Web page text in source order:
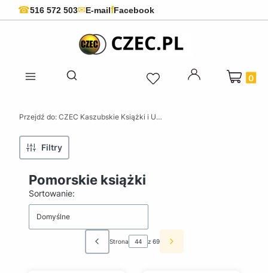
☎516 572 503✉E-mailfFacebook
Otwórz wyszukiwarkę
Produkty
Przejdź do: CZEC Kaszubskie Książki i Upominki - Pamiątki z Kaszub
Filtry
Pomorskie książki
Lista produktów
Sortowanie:
Domyślne
Poprzednie produkty
Strona z 69 Następne produkty